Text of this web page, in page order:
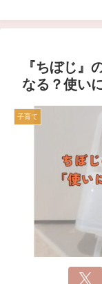
『ちぼじ』
なる？使い
子育て